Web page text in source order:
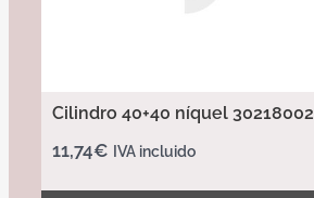
Cilindro 40+40 níquel 30218002
11,74€ IVA incluido